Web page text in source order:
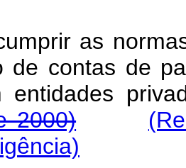
as
de contas de
entidades
2000)